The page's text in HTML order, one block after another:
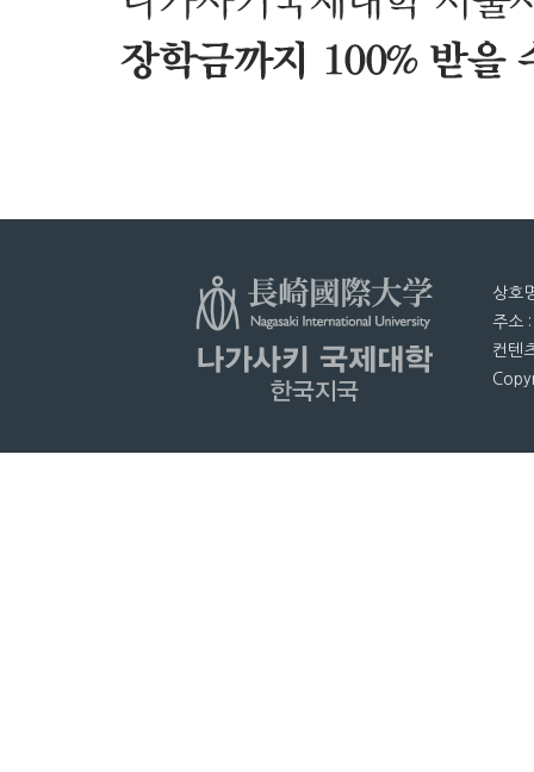
상호
주소
컨텐